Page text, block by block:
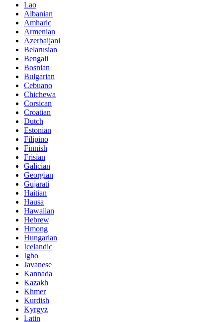
Lao
Albanian
Amharic
Armenian
Azerbaijani
Belarusian
Bengali
Bosnian
Bulgarian
Cebuano
Chichewa
Corsican
Croatian
Dutch
Estonian
Filipino
Finnish
Frisian
Galician
Georgian
Gujarati
Haitian
Hausa
Hawaiian
Hebrew
Hmong
Hungarian
Icelandic
Igbo
Javanese
Kannada
Kazakh
Khmer
Kurdish
Kyrgyz
Latin